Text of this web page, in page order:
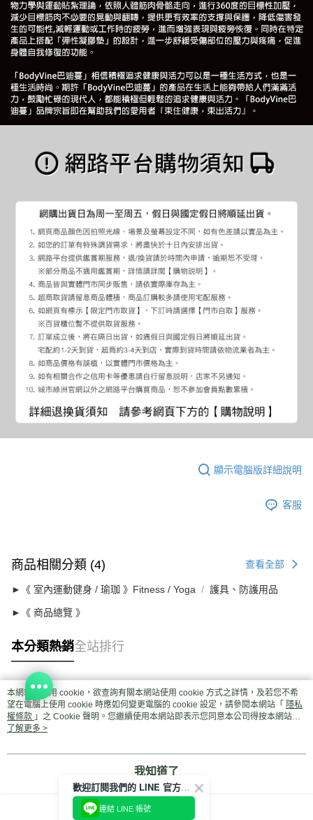
顯示電腦版詳細說明
客服
商品相關分類 (4) 查看全部
►《 室內運動健身 / 瑜珈 》Fitness / Yoga 護具、防護用品
►《 商品總覽 》
本分類熱銷全站排行
熱門標籤
本網站中使用 cookie，欲查詢有關本網站使用 cookie 方式之詳情，及若您不希
望在電腦上使用 cookie 時應如何變更電腦的 cookie 設定，請參閱本網站「 隱私
權條款 」之 Cookie 聲明。您繼續使用本網站即表示您同意本公司得按本網站使
用條款之 Cookie 聲明使用 cookie。
了解更多 >
我知道了
歡迎訂閱我們的 LINE 官方帳號
連結 LINE 帳號